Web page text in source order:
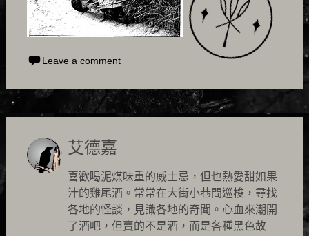
Leave a comment
艾德嘉
喜歡喝泥煤味重的威士忌，但也熱愛甜如果
汁的雞尾酒。常常在大街小巷間巡梭，尋找
各地的怪談，見識各地的奇聞。心血來潮開
了酒吧，但賣的不是酒，而是各種黑色故